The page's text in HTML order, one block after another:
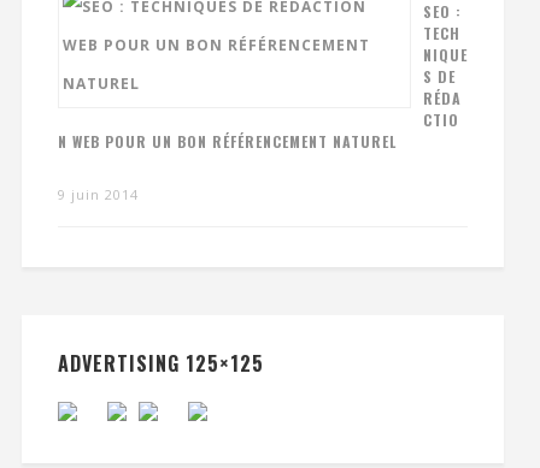
SEO :
TECH
NIQUE
S DE
RÉDA
CTIO
N WEB POUR UN BON RÉFÉRENCEMENT NATUREL
9 juin 2014
ADVERTISING 125×125